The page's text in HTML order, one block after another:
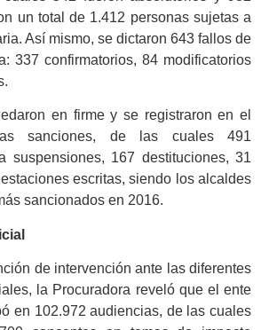
un total de 1.412 personas sujetas a
Así mismo, se dictaron 643 fallos de
337 confirmatorios, 84 modificatorios
en firme y se registraron en el
sanciones, de las cuales 491
suspensiones, 167 destituciones, 31
escritas, siendo los alcaldes
sancionados en 2016.
de intervención ante las diferentes
la Procuradora reveló que el ente
en 102.972 audiencias, de las cuales